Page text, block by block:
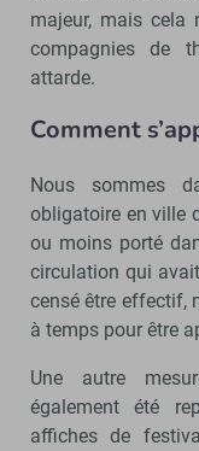
majeur, mais cela
compagnies de
attarde.
Comment
Nous sommes
obligatoire en ville
ou moins porté
circulation qui
censé être effectif,
à temps pour être
Une autre
également été
affiches de